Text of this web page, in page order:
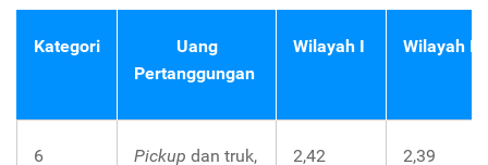
Kategori
Uang
Pertanggungan
Wilayah I Wilayah II
6 Pickup dan truk, 2,42 2,39